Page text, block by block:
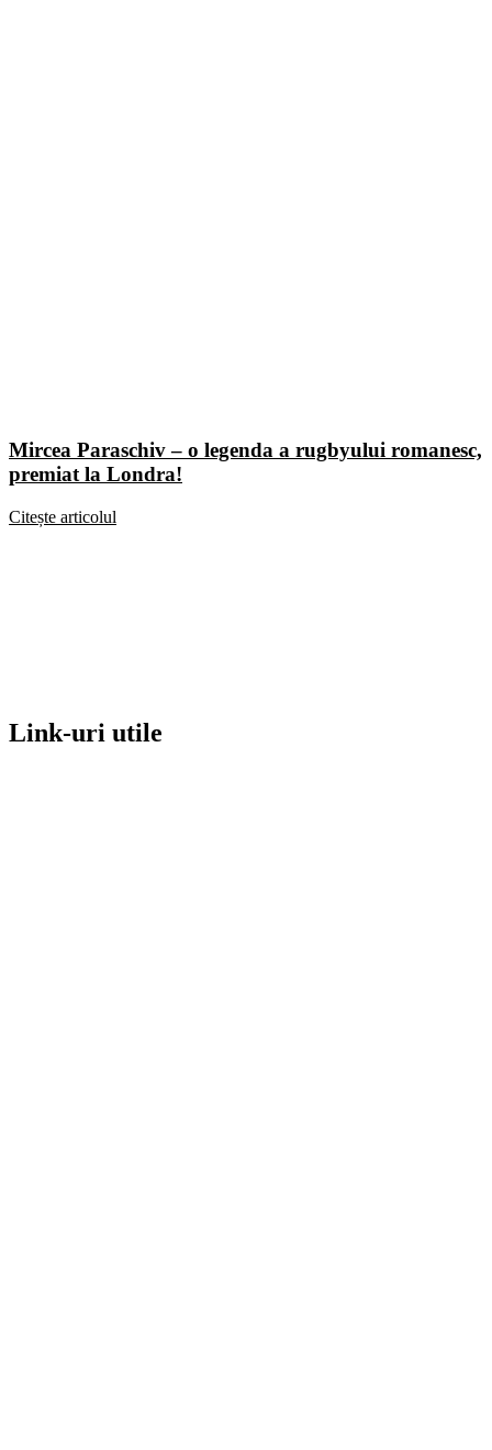
Mircea Paraschiv – o legenda a rugbyului romanesc,
premiat la Londra!
Citește articolul
Link-uri utile